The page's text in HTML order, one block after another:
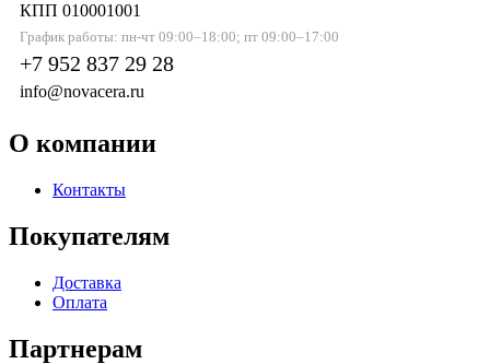
КПП 010001001
График работы: пн-чт 09:00–18:00; пт 09:00–17:00
+7 952 837 29 28
info@novacera.ru
О компании
Контакты
Покупателям
Доставка
Оплата
Партнерам